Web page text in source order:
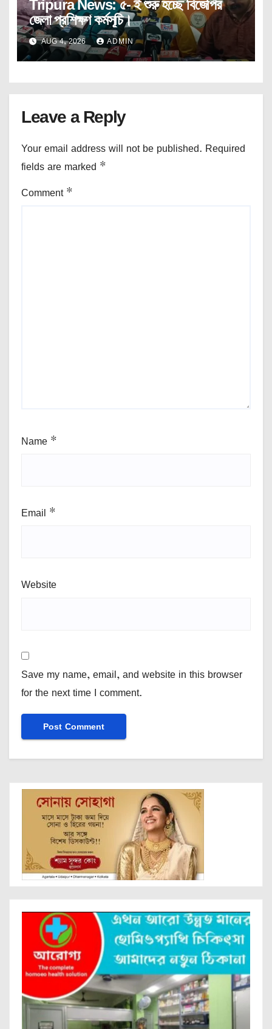
Tripura News: ৫- ই শুরু হচ্ছে বিজেপির
জেলা প্রশিক্ষণ কর্মসূচি।
AUG 4, 2026 ADMIN
Leave a Reply
Your email address will not be published. Required
fields are marked *
Comment *
Name *
Email *
Website
Save my name, email, and website in this browser
for the next time I comment.